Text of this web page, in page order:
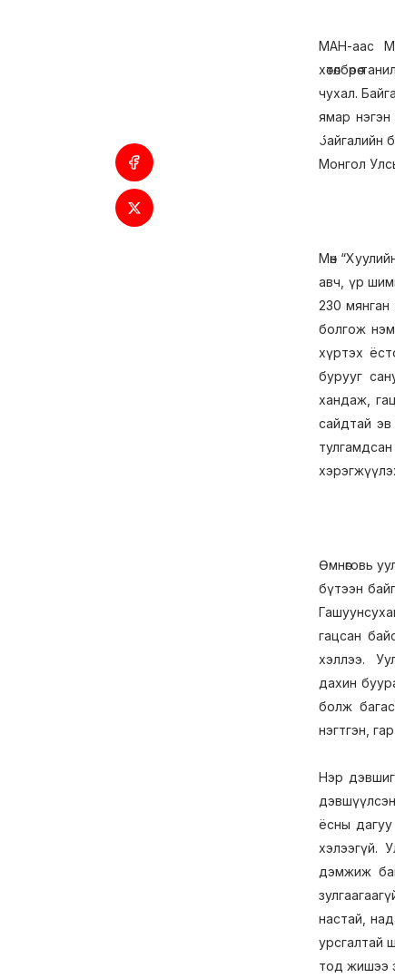
МАН-аас
хөтөлбөрөө
чухал.
ямар
байгалийн
Монгол
Мөн
авч, үр
230 мянган
болгож
хүртэх
бурууг
хандаж,
сайдтай
Өмнөговь
бүтээн
гацсан
хэллээ.
дахин
болж
нэгтгэн,
Нэр
ёсны
хэлээгүй.
дэмжиж
настай,
урсгалтай
тод жишээ